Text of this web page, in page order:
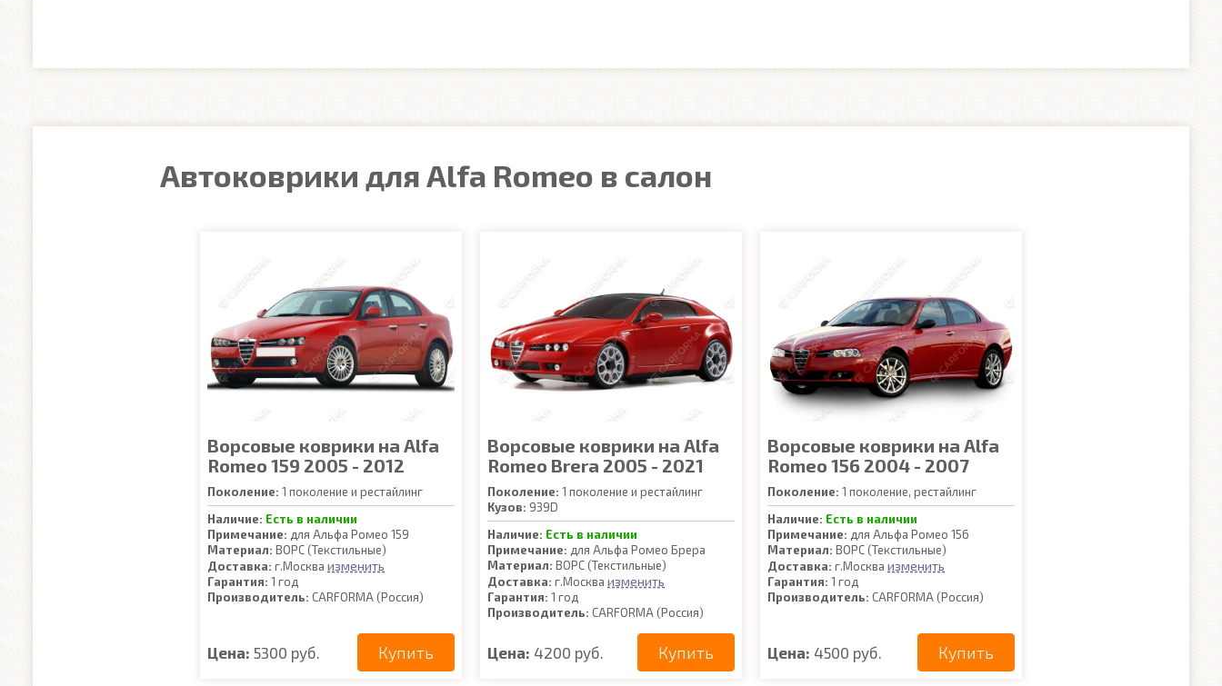
Автоковрики для Alfa Romeo в салон
Ворсовые коврики на Alfa
Romeo 159 2005 - 2012
Поколение: 1 поколение и рестайлинг
Наличие: Есть в наличии
Примечание: для Альфа Ромео 159
Материал: ВОРС (Текстильные)
Доставка: г.Москва изменить
Гарантия: 1 год
Производитель: CARFORMA (Россия)
Цена: 5300 руб. Купить
Ворсовые коврики на Alfa
Romeo Brera 2005 - 2021
Поколение: 1 поколение и рестайлинг
Кузов: 939D
Наличие: Есть в наличии
Примечание: для Альфа Ромео Брера
Материал: ВОРС (Текстильные)
Доставка: г.Москва изменить
Гарантия: 1 год
Производитель: CARFORMA (Россия)
Цена: 4200 руб. Купить
Ворсовые коврики на Alfa
Romeo 156 2004 - 2007
Поколение: 1 поколение, рестайлинг
Наличие: Есть в наличии
Примечание: для Альфа Ромео 156
Материал: ВОРС (Текстильные)
Доставка: г.Москва изменить
Гарантия: 1 год
Производитель: CARFORMA (Россия)
Цена: 4500 руб. Купить